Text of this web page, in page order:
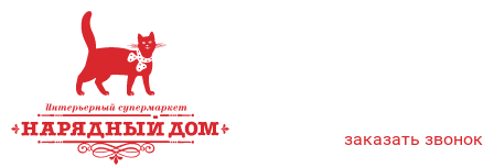
заказать звонок